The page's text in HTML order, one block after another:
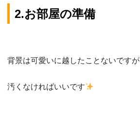
2.お部屋の準備
背景は可愛いに越したことないですが
汚くなければいいです